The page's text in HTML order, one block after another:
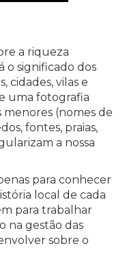
a riqueza
o significado dos
cidades, vilas e
uma fotografia
(nomes de
fontes, praias,
a nossa
para conhecer
local de cada
para trabalhar
na gestão das
sobre o